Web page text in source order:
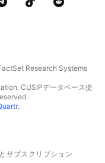
Research Systems
CUSIPデータベース提
.
サブスクリプション